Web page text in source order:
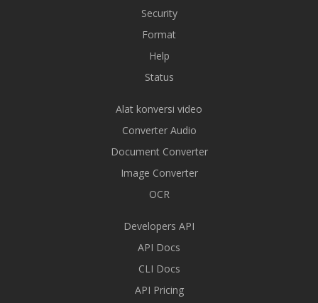
Security
Format
Help
Status
Alat konversi video
Converter Audio
Document Converter
Image Converter
OCR
Developers API
API Docs
CLI Docs
API Pricing